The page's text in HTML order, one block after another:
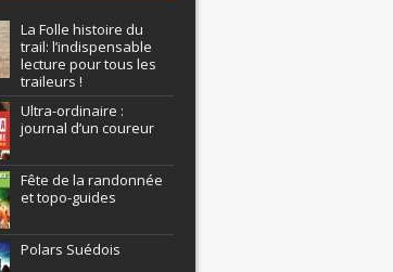
La Folle histoire du
trail: l’indispensable
lecture pour tous les
traileurs !
Ultra-ordinaire :
journal d’un coureur
Fête de la randonnée
et topo-guides
Polars Suédois